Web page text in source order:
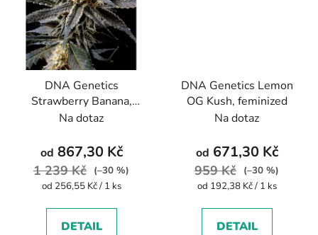
DNA Genetics
Strawberry Banana,
feminized
Na dotaz
od 867,30 Kč
1 239 Kč
(–30 %)
Měrná
od 256,55 Kč / 1 ks
DETAIL
DNA Genetics Lemon
OG Kush, feminized
Na dotaz
od 671,30 Kč
959 Kč
(–30 %)
Měrná
od 192,38 Kč / 1 ks
DETAIL